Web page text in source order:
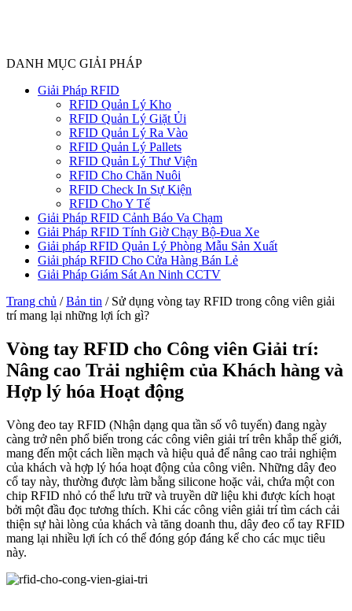
DANH MỤC GIẢI PHÁP
Giải Pháp RFID
RFID Quản Lý Kho
RFID Quản Lý Giặt Ủi
RFID Quản Lý Ra Vào
RFID Quản Lý Pallets
RFID Quản Lý Thư Viện
RFID Cho Chăn Nuôi
RFID Check In Sự Kiện
RFID Cho Y Tế
Giải Pháp RFID Cảnh Báo Va Chạm
Giải Pháp RFID Tính Giờ Chạy Bộ-Đua Xe
Giải pháp RFID Quản Lý Phòng Mẫu Sản Xuất
Giải pháp RFID Cho Cửa Hàng Bán Lẻ
Giải Pháp Giám Sát An Ninh CCTV
Trang chủ / Bản tin /Sử dụng vòng tay RFID trong công viên giải
trí mang lại những lợi ích gì?
Vòng tay RFID cho Công viên Giải trí:
Nâng cao Trải nghiệm của Khách hàng và
Hợp lý hóa Hoạt động
Vòng đeo tay RFID (Nhận dạng qua tần số vô tuyến) đang ngày
càng trở nên phổ biến trong các công viên giải trí trên khắp thế giới,
mang đến một cách liền mạch và hiệu quả để nâng cao trải nghiệm
của khách và hợp lý hóa hoạt động của công viên. Những dây đeo
cổ tay này, thường được làm bằng silicone hoặc vải, chứa một con
chip RFID nhỏ có thể lưu trữ và truyền dữ liệu khi được kích hoạt
bởi một đầu đọc tương thích. Khi các công viên giải trí tìm cách cải
thiện sự hài lòng của khách và tăng doanh thu, dây đeo cổ tay RFID
mang lại nhiều lợi ích có thể đóng góp đáng kể cho các mục tiêu
này.